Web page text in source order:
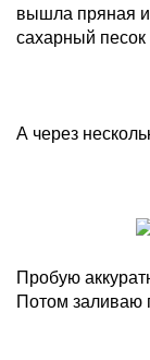
вышла пряная
сахарный песок
А через
Пробую
Потом заливаю